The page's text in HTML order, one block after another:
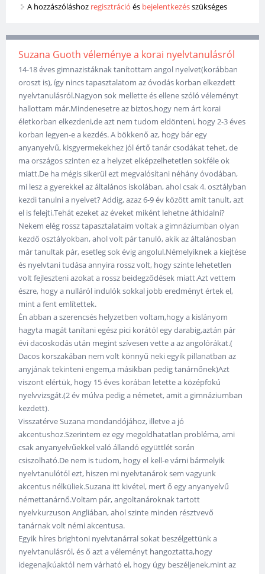
A hozzászóláshoz regisztráció és bejelentkezésszükséges
Suzana Guoth véleménye a korai nyelvtanulásról
14-18 éves gimnazistáknak tanítottam angol nyelvet(korábban
oroszt is), így nincs tapasztalatom az óvodás korban elkezdett
nyelvtanulásról.Nagyon sok mellette és ellene szóló véleményt
hallottam már.Mindenesetre az biztos,hogy nem árt korai
életkorban elkezdeni,de azt nem tudom eldönteni, hogy 2-3 éves
korban legyen-e a kezdés. A bökkenő az, hogy bár egy
anyanyelvű, kisgyermekekhez jól értő tanár csodákat tehet, de
ma országos szinten ez a helyzet elképzelhetetlen sokféle ok
miatt.De ha mégis sikerül ezt megvalósítani néhány óvodában,
mi lesz a gyerekkel az általános iskolában, ahol csak 4. osztályban
kezdi tanulni a nyelvet? Addig, azaz 6-9 év között amit tanult, azt
el is felejti.Tehát ezeket az éveket miként lehetne áthidalni?
Nekem elég rossz tapasztalataim voltak a gimnáziumban olyan
kezdő osztályokban, ahol volt pár tanuló, akik az általánosban
már tanultak pár, esetleg sok évig angolul.Némelyiknek a kiejtése
és nyelvtani tudása annyira rossz volt, hogy szinte lehetetlen
volt fejleszteni azokat a rossz beidegződések miatt.Azt vettem
észre, hogy a nulláról indulók sokkal jobb eredményt értek el,
mint a fent említettek.
Én abban a szerencsés helyzetben voltam,hogy a kislányom
hagyta magát tanítani egész pici korától egy darabig,aztán pár
évi dacoskodás után megint szívesen vette a az angolórákat.(
Dacos korszakában nem volt könnyű neki egyik pillanatban az
anyjának tekinteni engem,a másikban pedig tanárnőnek)Azt
viszont elértük, hogy 15 éves korában letette a középfokú
nyelvvizsgát.(2 év múlva pedig a németet, amit a gimnáziumban
kezdett).
Visszatérve Suzana mondandójához, illetve a jó
akcentushoz.Szerintem ez egy megoldhatatlan probléma, ami
csak anyanyelvűekkel való állandó együttlét során
csiszolható.De nem is tudom, hogy el kell-e várni bármelyik
nyelvtanulótól ezt, hiszen mi nyelvtanárok sem vagyunk
akcentus nélküliek.Suzana itt kivétel, mert ő egy anyanyelvű
némettanárnő.Voltam pár, angoltanároknak tartott
nyelvkurzuson Angliában, ahol szinte minden résztvevő
tanárnak volt némi akcentusa.
Egyik híres brightoni nyelvtanárral sokat beszélgettünk a
nyelvtanulásról, és ő azt a véleményt hangoztatta,hogy
idegenajkúaktól nem várható el, hogy úgy beszéljenek,mint az